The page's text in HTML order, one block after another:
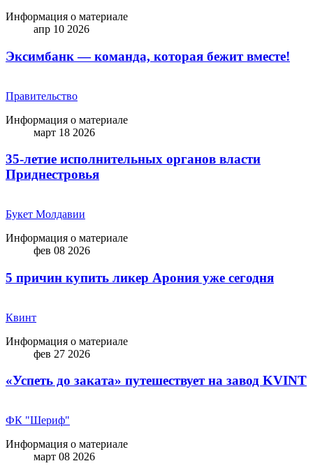
Информация о материале
апр 10 2026
Эксимбанк — команда, которая бежит вместе!
Правительство
Информация о материале
март 18 2026
35-летие исполнительных органов власти
Приднестровья
Букет Молдавии
Информация о материале
фев 08 2026
5 причин купить ликep Арония уже сегодня
Квинт
Информация о материале
фев 27 2026
«Успеть до заката» путешествует на завод KVINT
ФК "Шериф"
Информация о материале
март 08 2026